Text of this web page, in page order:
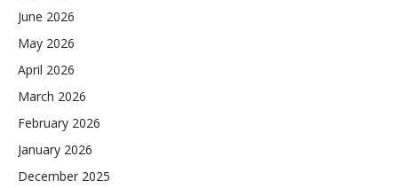
June 2026
May 2026
April 2026
March 2026
February 2026
January 2026
December 2025